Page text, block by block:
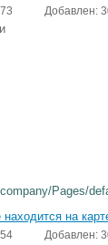
Добавлен:
Pages/
находится на
Добавлен: